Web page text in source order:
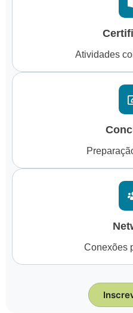
Atividades
Conexões